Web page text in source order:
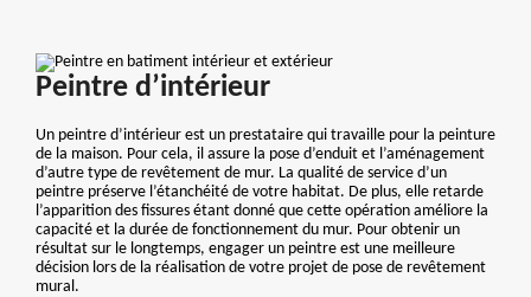
Peintre d’intérieur
Un peintre d’intérieur est un prestataire qui travaille pour la peinture
de la maison. Pour cela, il assure la pose d’enduit et l’aménagement
d’autre type de revêtement de mur. La qualité de service d’un
peintre préserve l’étanchéité de votre habitat. De plus, elle retarde
l’apparition des fissures étant donné que cette opération améliore la
capacité et la durée de fonctionnement du mur. Pour obtenir un
résultat sur le longtemps, engager un peintre est une meilleure
décision lors de la réalisation de votre projet de pose de revêtement
mural.